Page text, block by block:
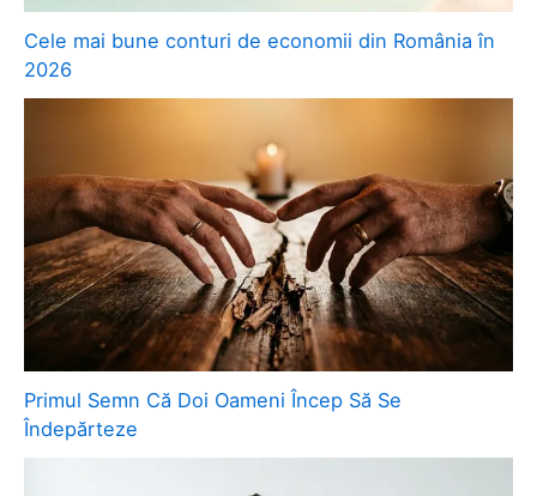
Cele mai bune conturi de economii din România în
2026
Primul Semn Că Doi Oameni Încep Să Se
Îndepărteze